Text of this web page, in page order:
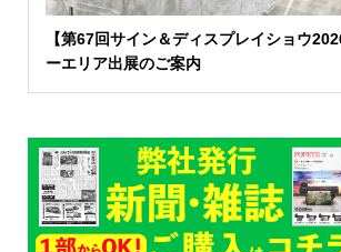
【第67回サイン＆ディスプレイショウ
ーエリア出展のご案内